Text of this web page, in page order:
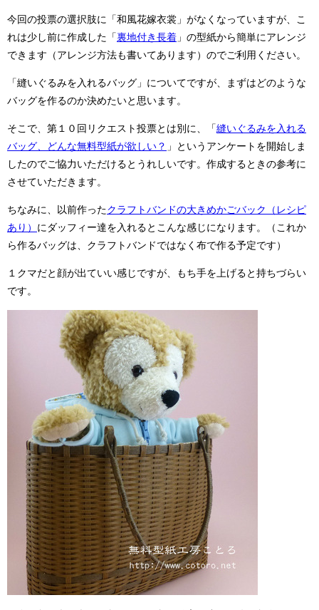
今回の投票の選択肢に「和風花嫁衣裳」がなくなっていますが、こ
れは少し前に作成した「裏地付き長着 」の型紙から簡単にアレンジ
できます（アレンジ方法も書いてあります）のでご利用ください。
「縫いぐるみを入れるバッグ」についてですが、まずはどのような
バッグを作るのか決めたいと思います。
そこで、第１０回リクエスト投票とは別に、「縫いぐるみを入れる
バッグ、どんな無料型紙が欲しい？ 」というアンケートを開始しま
したのでご協力いただけるとうれしいです。作成するときの参考に
させていただきます。
ちなみに、以前作ったクラフトバンドの大きめかごバック（レシピ
あり） にダッフィー達を入れるとこんな感じになります。（これか
ら作るバッグは、クラフトバンドではなく布で作る予定です）
１クマだと顔が出ていい感じですが、もち手を上げると持ちづらい
です。